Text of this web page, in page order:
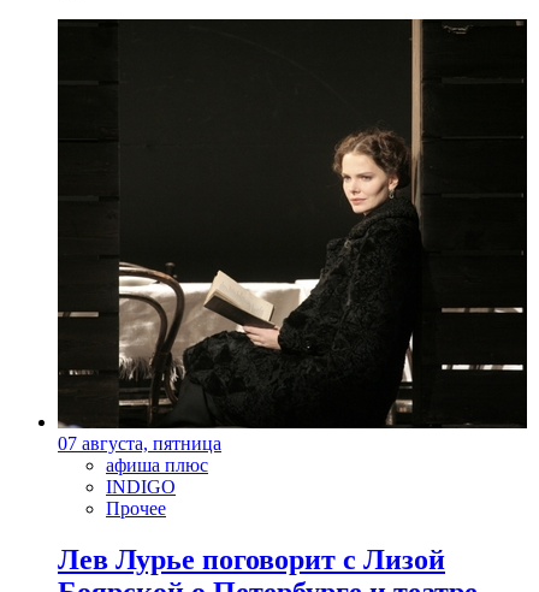
07 августа, пятница
афиша плюс
INDIGO
Прочее
Лев Лурье поговорит с Лизой